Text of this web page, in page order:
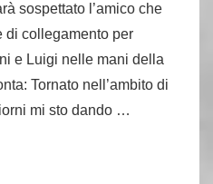
sospettato l’amico che
di collegamento per
e Luigi nelle mani della
Tornato nell’ambito di
mi sto dando …